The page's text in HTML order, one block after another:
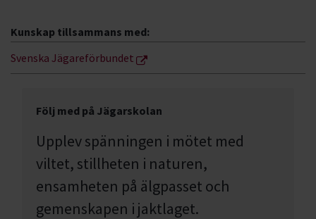
Kunskap tillsammans med:
Svenska Jägareförbundet
Följ med på Jägarskolan
Upplev spänningen i mötet med
viltet, stillheten i naturen,
ensamheten på älgpasset och
gemenskapen i jaktlaget.